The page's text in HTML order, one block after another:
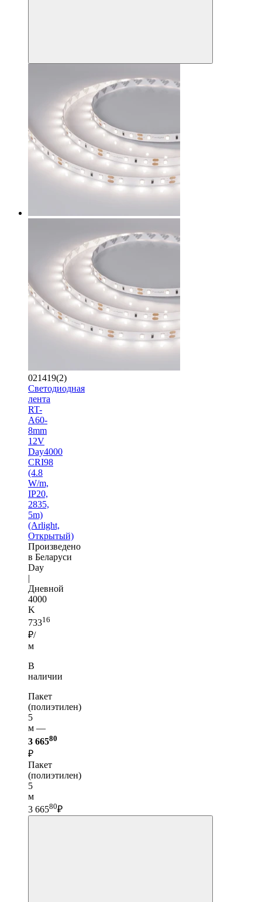
021419(2)
Светодиодная
лента
RT-
A60-
8mm
12V
Day4000
CRI98
(4.8
W/m,
IP20,
2835,
5m)
(Arlight,
Открытый)
Произведено
в Беларуси
Day
|
Дневной
4000
K
73316
₽/
м
В
наличии
Пакет
(полиэтилен)
5
м —
3 66580
₽
Пакет
(полиэтилен)
5
м
3 66580₽